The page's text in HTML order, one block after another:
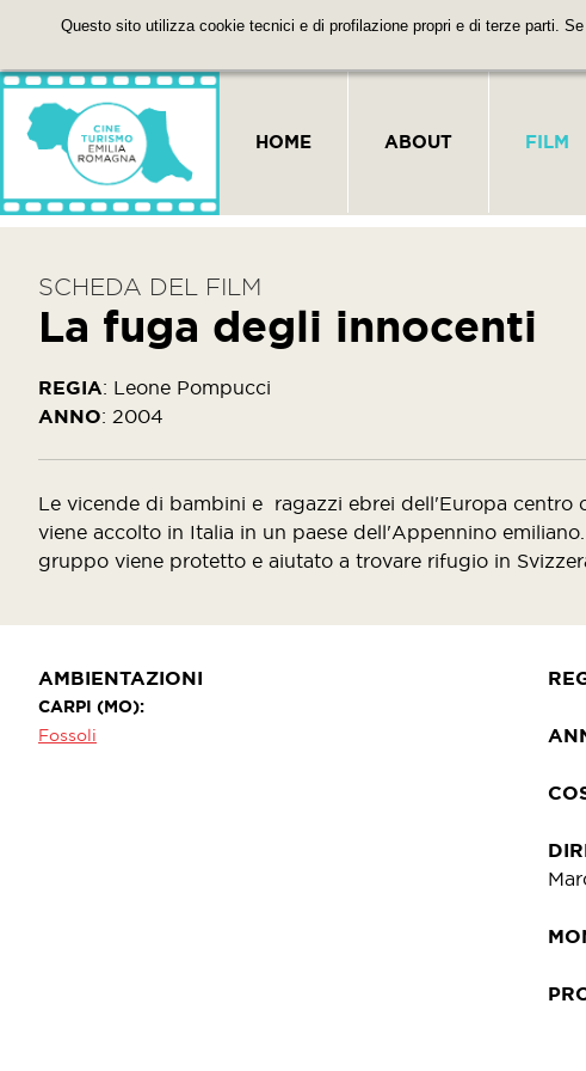
Questo sito utilizza cookie tecnici e di profilazione propri e di terze parti.
HOME ABOUT FILM
SCHEDA DEL FILM
La fuga degli innocenti
REGIA: Leone Pompucci
ANNO: 2004
Le vicende di bambini e ragazzi ebrei dell'Europa centro
viene accolto in Italia in un paese dell'Appennino
gruppo viene protetto e aiutato a trovare rifugio in
AMBIENTAZIONI
CARPI (MO)
Fossoli